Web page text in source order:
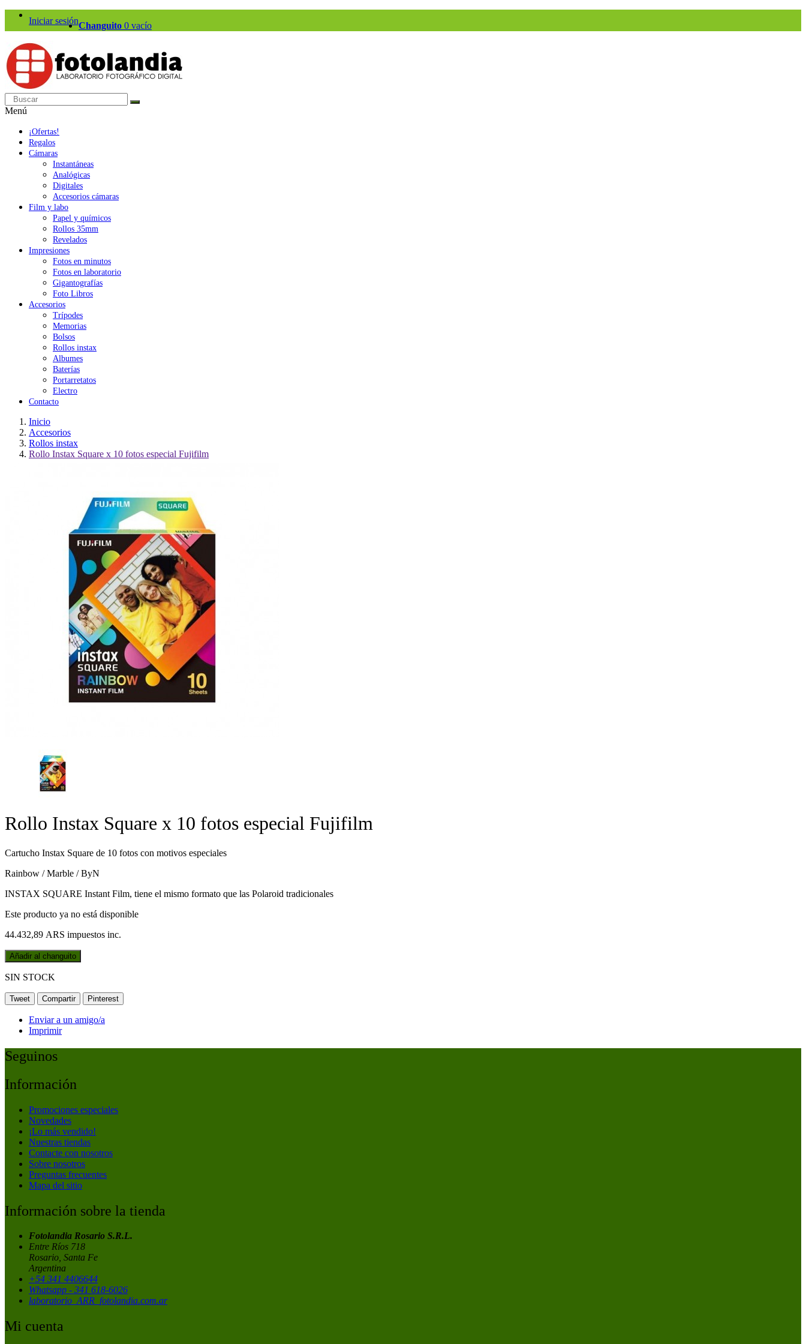
Iniciar sesiónChanguito 0 vacío
Menú
¡Ofertas!
Regalos
Cámaras
Instantáneas
Analógicas
Digitales
Accesorios cámaras
Film y labo
Papel y químicos
Rollos 35mm
Revelados
Impresiones
Fotos en minutos
Fotos en laboratorio
Gigantografías
Foto Libros
Accesorios
Trípodes
Memorias
Bolsos
Rollos instax
Albumes
Baterías
Portarretatos
Electro
Contacto
Inicio
Accesorios
Rollos instax
Rollo Instax Square x 10 fotos especial Fujifilm
Rollo Instax Square x 10 fotos especial Fujifilm
Cartucho Instax Square de 10 fotos con motivos especiales
Rainbow / Marble / ByN
INSTAX SQUARE Instant Film, tiene el mismo formato que las Polaroid tradicionales
Este producto ya no está disponible
44.432,89 ARS impuestos inc.
Añadir al changuito
SIN STOCK
Tweet Compartir Pinterest
Enviar a un amigo/a
Imprimir
Seguinos
Información
Promociones especiales
Novedades
¡Lo más vendido!
Nuestras tiendas
Contacte con nosotros
Sobre nosotros
Preguntas frecuentes
Mapa del sitio
Información sobre la tienda
Fotolandia Rosario S.R.L.
Entre Ríos 718
Rosario, Santa Fe
Argentina
+54 341 4406644
Whatsapp - 341 618-6026
laboratorio_ARR_fotolandia.com.ar
Mi cuenta